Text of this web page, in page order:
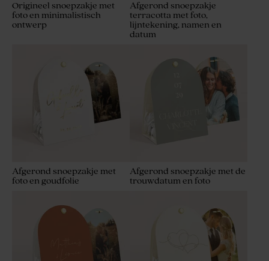
Origineel snoepzakje met
foto en minimalistisch
ontwerp
Afgerond snoepzakje
terracotta met foto,
lijntekening, namen en
datum
Afgerond snoepzakje met
foto en goudfolie
Afgerond snoepzakje met de
trouwdatum en foto